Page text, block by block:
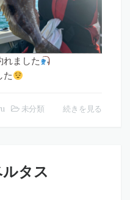
れました
た
未分類 続きを見る
タス